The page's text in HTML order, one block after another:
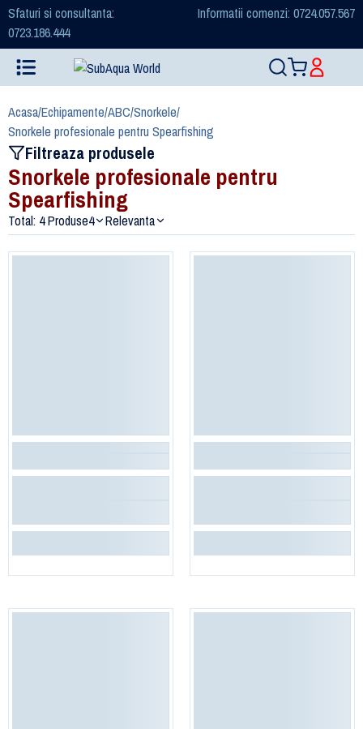
Sfaturi si consultanta:
0723.186.444
Informatii comenzi: 0724.057.567
Acasa/Echipamente/ABC/Snorkele/
Snorkele profesionale pentru Spearfishing
Filtreaza produsele
Snorkele profesionale pentru
Spearfishing
Total: 4 Produse4 Relevanta